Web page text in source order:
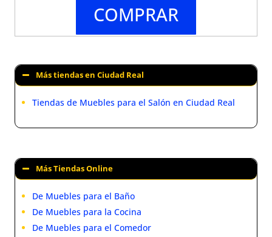
COMPRAR
Más tiendas en Ciudad Real
Tiendas de Muebles para el Salón en Ciudad Real
Más Tiendas Online
De Muebles para el Baño
De Muebles para la Cocina
De Muebles para el Comedor